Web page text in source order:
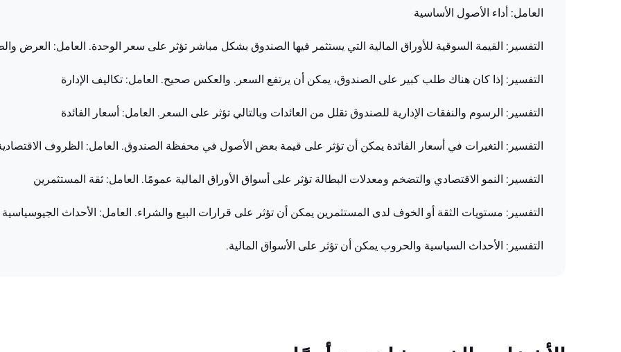
العامل: أداء الأصول الأساسية
التفسير: القيمة السوقية للأوراق المالية التي يستثمر فيها الصندوق بشكل مباشر تؤثر على سعر الوحدة. العامل: العرض
التفسير: إذا كان هناك طلب كبير على الصندوق، يمكن أن يرتفع السعر. والعكس صحيح. العامل: تكاليف الإدارة
التفسير: الرسوم والنفقات الإدارية للصندوق تقلل من العائدات وبالتالي تؤثر على السعر. العامل: أسعار الفائدة
التفسير: التغيرات في أسعار الفائدة يمكن أن تؤثر على قيمة بعض الأصول في محفظة الصندوق. العامل: الظروف
التفسير: النمو الاقتصادي والتضخم ومعدلات البطالة تؤثر على أسواق الأوراق المالية عمومًا. العامل: ثقة المستثمرين
التفسير: مستويات الثقة أو الخوف لدى المستثمرين يمكن أن تؤثر على قرارات البيع والشراء. العامل: الأحداث الجيوسياسية
التفسير: الأحداث السياسية والحروب يمكن أن تؤثر على الأسواق المالية.